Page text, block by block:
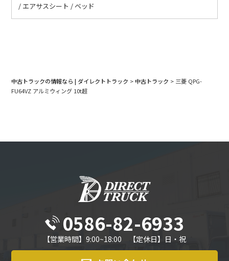
/ エアサスシート / ベッド
中古トラックの情報なら | ダイレクトトラック > 中古トラック > 三菱 QPG-
FU64VZ アルミウィング 10t超
0586-82-6933
【営業時間】9:00~18:00 【定休日】日・祝